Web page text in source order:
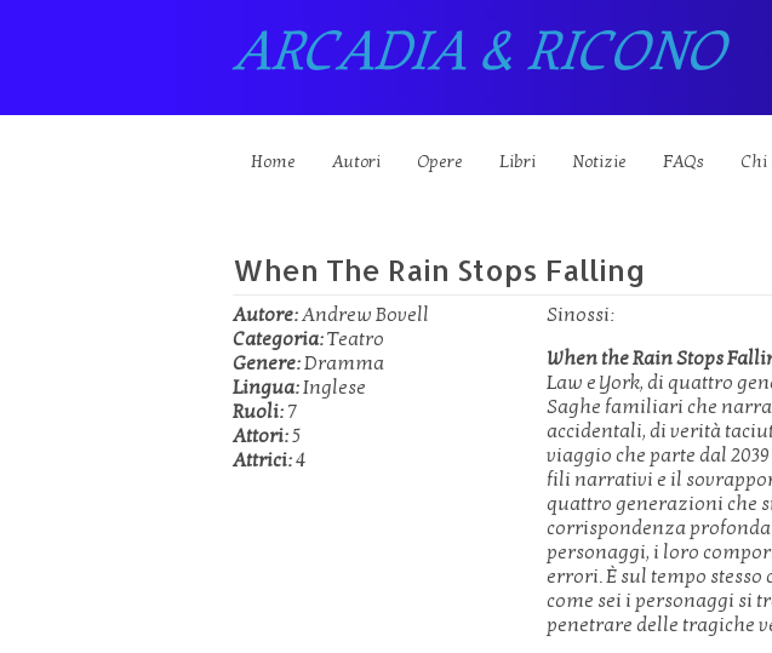
ARCADIA & RICONO
Home Autori Opere Libri Notizie FAQs Chi
When The Rain Stops Falling
Autore:Andrew Bovell
Categoria:Teatro
Genere:Dramma
Lingua:Inglese
Ruoli: 7
Attori:5
Attrici:4
Sinossi:
When the Rain Stops
Law e York, di quattro
Saghe familiari che
accidentali, di verità
viaggio che parte dal
fili narrativi e il
quattro generazioni che
corrispondenza
personaggi, i loro
errori. È sul tempo
come sei i personaggi si
penetrare delle tragiche